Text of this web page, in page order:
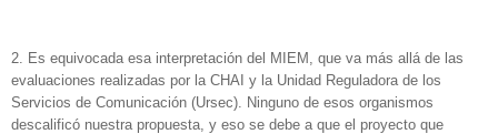
2. Es equivocada esa interpretación del MIEM, que va más allá de las
evaluaciones realizadas por la CHAI y la Unidad Reguladora de los
Servicios de Comunicación (Ursec). Ninguno de esos organismos
descalificó nuestra propuesta, y eso se debe a que el proyecto que